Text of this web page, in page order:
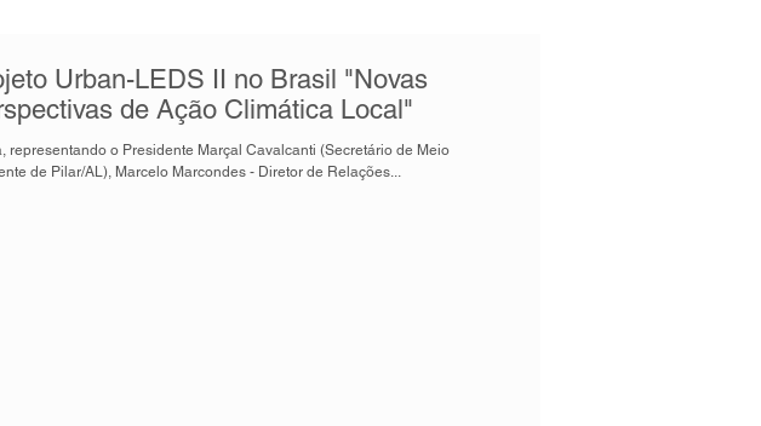
Urban-LEDS II no Brasil "Novas
de Ação Climática Local"
representando o Presidente Marçal Cavalcanti (Secretário de Meio
de Pilar/AL), Marcelo Marcondes - Diretor de Relações...